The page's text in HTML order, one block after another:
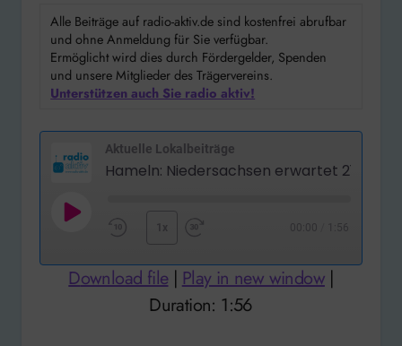
Alle Beiträge auf radio-aktiv.de sind kostenfrei abrufbar
und ohne Anmeldung für Sie verfügbar.
Ermöglicht wird dies durch Fördergelder, Spenden
und unsere Mitglieder des Trägervereins.
Unterstützen auch Sie radio aktiv!
Aktuelle Lokalbeiträge
Play
10
Seconds
1x
Forward
1:56
Download file| Play in new window|
Duration: 1:56